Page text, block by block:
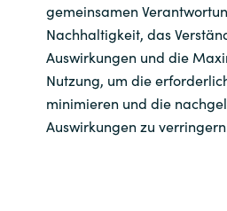
gemeinsamen
Nachhaltigkeit, das
Auswirkungen und die
Nutzung, um die
minimieren und die
Auswirkungen zu